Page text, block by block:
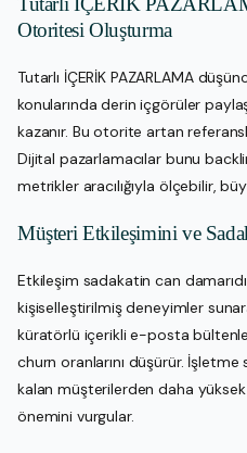
Otoritesi Oluşturma
Tutarlı İÇERİK PAZARLAMA
konularında derin içgörüler
kazanır. Bu otorite artan
Dijital pazarlamacılar bunu
metrikler aracılığıyla ölçebilir,
Müşteri Etkileşimini ve
Etkileşim sadakatin can
kişiselleştirilmiş deneyimler
küratörlü içerikli e-posta
churn oranlarını düşürür.
kalan müşterilerden daha
önemini vurgular.